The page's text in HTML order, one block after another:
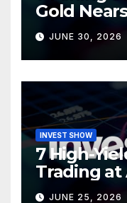
Gold
Turning
JUNE 30, 2026
INVEST SHOW
7 High-
Trading
Valuations
JUNE 25, 2026